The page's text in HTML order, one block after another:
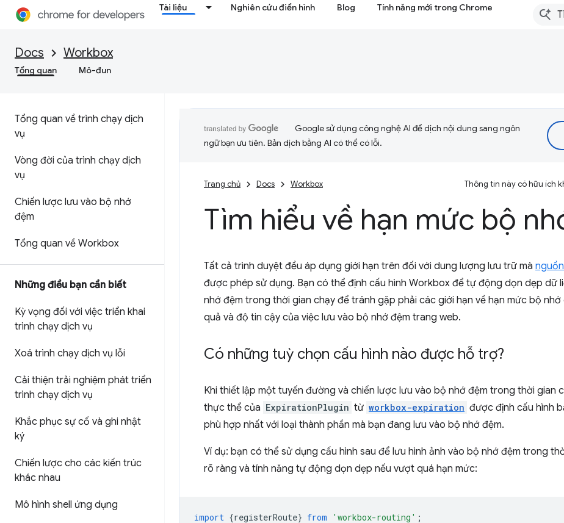
Tài liệu Nghiên cứu điển hình Blog Tính năng mới trong Chrome
Docs Workbox
Tổng quan Mô-đun
Tổng quan về trình chạy dịch
vụ
Vòng đời của trình chạy dịch
vụ
Chiến lược lưu vào bộ nhớ
đệm
Tổng quan về Workbox
Những điều bạn cần biết
Kỳ vọng đối với việc triển khai
trình chạy dịch vụ
Xoá trình chạy dịch vụ lỗi
Cải thiện trải nghiệm phát triển
trình chạy dịch vụ
Khắc phục sự cố và ghi nhật
ký
Chiến lược cho các kiến trúc
khác nhau
Mô hình shell ứng dụng
Google sử dụng công nghệ AI để dịch nội dung sang ngôn
ngữ bạn ưu tiên. Bản dịch bằng AI có thể có lỗi.
Trang chủ Docs Workbox Thông tin này có hữu ích
Tìm hiểu về hạn mức bộ
Tất cả trình duyệt đều áp dụng giới hạn trên đối với dung lượng lưu trữ mà
được phép sử dụng. Bạn có thể định cấu hình Workbox để tự động dọn dẹp dữ
nhớ đệm trong thời gian chạy để tránh gặp phải các giới hạn về hạn mức bộ
quả và độ tin cậy của việc lưu vào bộ nhớ đệm trang web.
Có những tuỳ chọn cấu hình nào được hỗ trợ?
Khi thiết lập một tuyến đường và chiến lược lưu vào bộ nhớ đệm trong thời gian
thực thể của ExpirationPlugin từ workbox-expiration được định cấu hình
phù hợp nhất với loại thành phần mà bạn đang lưu vào bộ nhớ đệm.
Ví dụ: bạn có thể sử dụng cấu hình sau để lưu hình ảnh vào bộ nhớ đệm trong
rõ ràng và tính năng tự động dọn dẹp nếu vượt quá hạn mức:
import {registerRoute} from 'workbox-routing' ;